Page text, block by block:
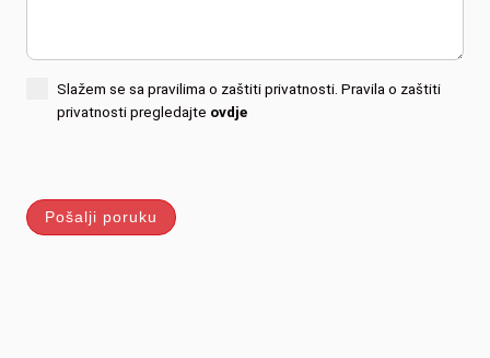
Slažem se sa pravilima o zaštiti privatnosti. Pravila o zaštiti
privatnosti pregledajte ovdje
Pošalji poruku